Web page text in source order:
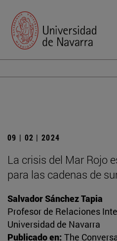
09 | 02 | 2024
La crisis del Mar Rojo
para las cadenas de
Salvador Sánchez Tapia
Profesor de Relaciones
Universidad de Navarra
Publicado en: The